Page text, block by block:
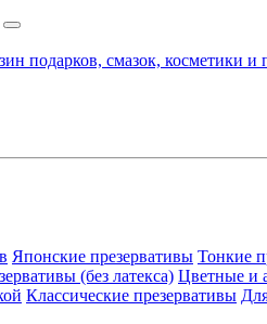
Японские презервативы Тонкие
(без латекса) Цветные и
Классические презервативы